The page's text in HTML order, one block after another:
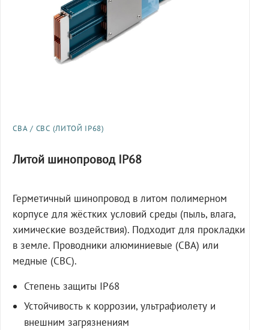
СВА / СВС (ЛИТОЙ IP68)
Литой шинопровод IP68
Герметичный шинопровод в литом полимерном
корпусе для жёстких условий среды (пыль, влага,
химические воздействия). Подходит для прокладки
в земле. Проводники алюминиевые (СВА) или
медные (СВС).
Степень защиты IP68
Устойчивость к коррозии, ультрафиолету и
внешним загрязнениям